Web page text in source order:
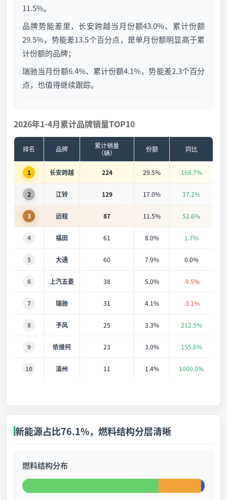
11.5%。
品牌势能差里，长安跨越当月份额43.0%、累计份额
29.5%，势能差13.5个百分点，是单月份额明显高于累
计份额的品牌；
瑞驰当月份额6.4%、累计份额4.1%，势能差2.3个百分
点，也值得继续跟踪。
2026年1-4月累计品牌销量TOP10
排名 品牌
累计销量
（辆）
份额 同比
1 长安跨越 224 29.5% 166.7%
2 江铃 129 17.0% 37.2%
3 远程 87 11.5% 52.6%
4 福田 61 8.0% 1.7%
5 大通 60 7.9% 0.0%
6 上汽五菱 38 5.0% -9.5%
7 瑞驰 31 4.1% -3.1%
8 予风 25 3.3% 212.5%
9 依维柯 23 3.0% 155.6%
10 渝州 11 1.4% 1000.0%
新能源占比76.1%，燃料结构分层清晰
燃料结构分布